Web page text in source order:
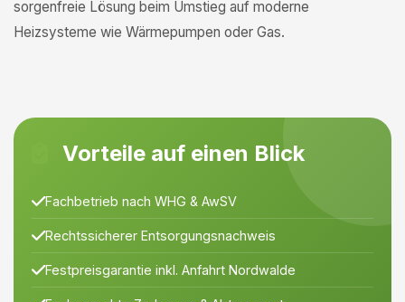
sorgenfreie Lösung beim Umstieg auf moderne
Heizsysteme wie Wärmepumpen oder Gas.
Vorteile auf einen Blick
Fachbetrieb nach WHG & AwSV
Rechtssicherer Entsorgungsnachweis
Festpreisgarantie inkl. Anfahrt Nordwalde